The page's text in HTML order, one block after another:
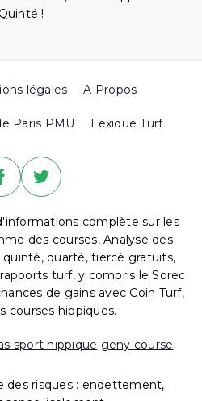
Quinté !
légales A Propos
Paris PMU Lexique Turf
complète sur les
des courses, Analyse des
quarté, tiercé gratuits,
turf, y compris le Sorec
de gains avec Coin Turf,
courses hippiques.
sport hippique geny course
des risques : endettement,